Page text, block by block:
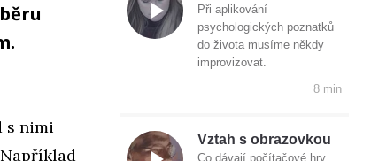
s nimi
Při aplikování
psychologických poznatků
do života musíme někdy
improvizovat.
8 min
Vztah s obrazovkou
Co dávají počítačové hry